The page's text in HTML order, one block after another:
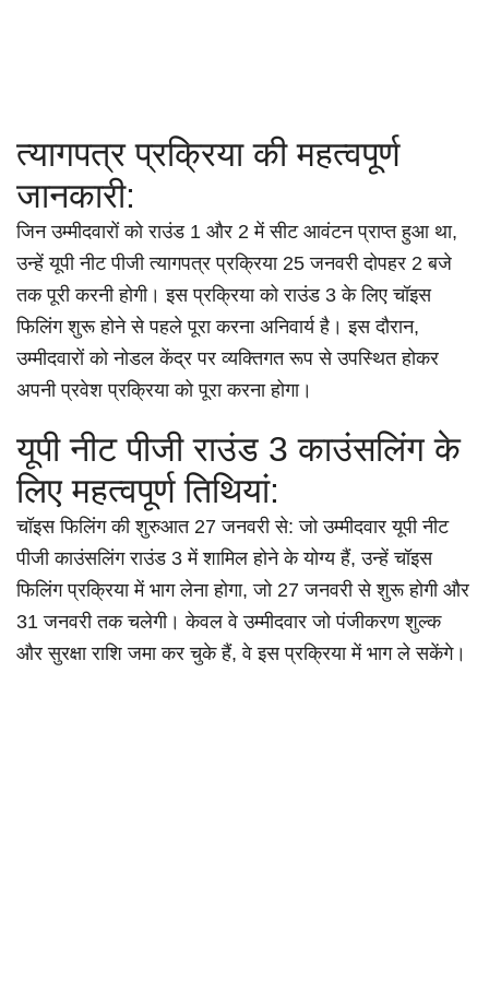
त्यागपत्र प्रक्रिया की महत्वपूर्ण
जानकारी:
जिन उम्मीदवारों को राउंड 1 और 2 में सीट आवंटन प्राप्त हुआ था,
उन्हें यूपी नीट पीजी त्यागपत्र प्रक्रिया 25 जनवरी दोपहर 2 बजे
तक पूरी करनी होगी। इस प्रक्रिया को राउंड 3 के लिए चॉइस
फिलिंग शुरू होने से पहले पूरा करना अनिवार्य है। इस दौरान,
उम्मीदवारों को नोडल केंद्र पर व्यक्तिगत रूप से उपस्थित होकर
अपनी प्रवेश प्रक्रिया को पूरा करना होगा।
यूपी नीट पीजी राउंड 3 काउंसलिंग के
लिए महत्वपूर्ण तिथियां:
चॉइस फिलिंग की शुरुआत 27 जनवरी से: जो उम्मीदवार यूपी नीट
पीजी काउंसलिंग राउंड 3 में शामिल होने के योग्य हैं, उन्हें चॉइस
फिलिंग प्रक्रिया में भाग लेना होगा, जो 27 जनवरी से शुरू होगी और
31 जनवरी तक चलेगी। केवल वे उम्मीदवार जो पंजीकरण शुल्क
और सुरक्षा राशि जमा कर चुके हैं, वे इस प्रक्रिया में भाग ले सकेंगे।